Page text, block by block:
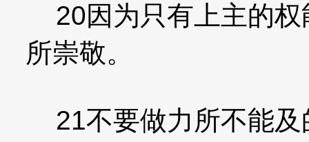
20因为只有上主的权
所崇敬。
21不要做力所不能及